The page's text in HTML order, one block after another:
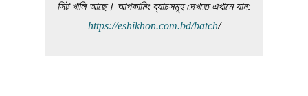
সিট খালি আছে। আপকামিং ব্যাচসমূহ দেখতে এখানে যান:
https://eshikhon.com.bd/batch/